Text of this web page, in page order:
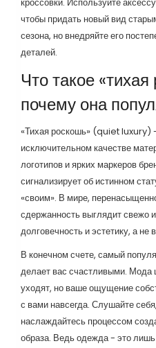
чтобы придать новый вид
сезона, но внедряйте его
деталей.
Что такое
почему она
«Тихая роскошь» (quiet luxury)
исключительном качестве
логотипов и ярких маркеров
сигнализирует об истинном
«своим». В мире,
сдержанность выглядит свежо
долговечность и эстетику, а
В конечном счете, самый
делает вас счастливыми. Мода
уходят, но ваше ощущение
с вами навсегда. Слушайте
наслаждайтесь процессом
образа. Ведь одежда - это